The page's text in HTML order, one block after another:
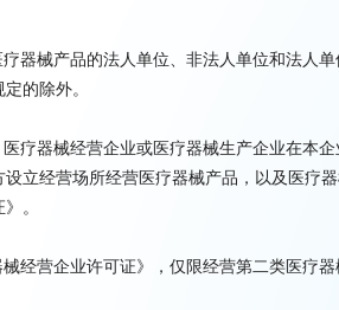
器械产品的法人单位、非法人单位和法人
的除外。
疗器械经营企业或医疗器械生产企业在本
立经营场所经营医疗器械产品，以及医疗
。
经营企业许可证》，仅限经营第二类医疗